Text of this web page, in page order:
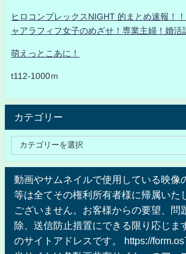
ヒロコンプレックスNIGHT 的まとめ速報！
ャアラフィフ女子のめざせ！専業主婦！婚活
萌えっとこあに！
t112-1000ｍ
カテゴリー
動画やサムネイルで使用している映像
等は全てその権利所有者様に帰属いた
ございません。お客様からの要望、問
除、送信防止措置にできる限り応じま
のサイトアドレスです。 https://